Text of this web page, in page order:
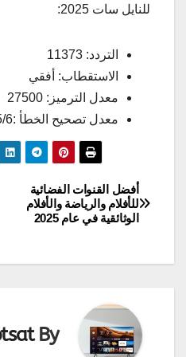
للنايل سات 2025:
التردد: 11373
الاستقطاب: أفقي
معدل الترميز: 27500
معدل تصحيح الخطأ :5/6
تصفّح
المقالات
أفضل القنوات الفضائية
للأفلام والرياضة والأفلام
الوثائقية في عام 2025
By